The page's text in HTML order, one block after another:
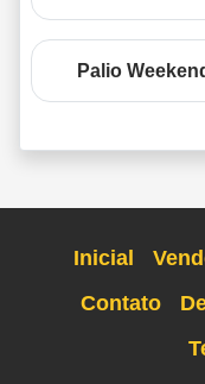
Palio
Inicial
Contato